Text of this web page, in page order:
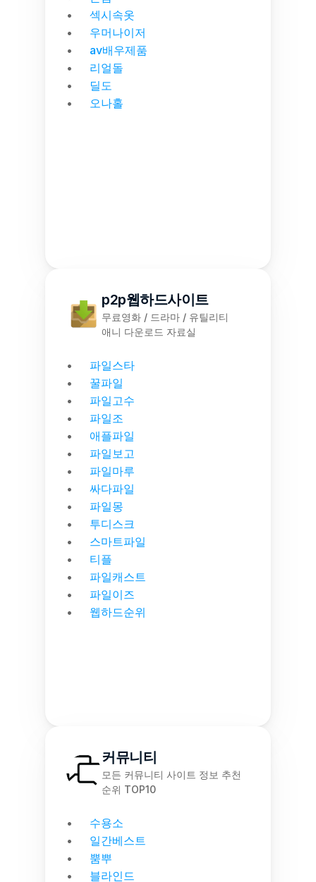
섹시속옷
우머나이저
av배우제품
리얼돌
딜도
오나홀
p2p웹하드사이트
무료영화 / 드라마 / 유틸리티
애니 다운로드 자료실
파일스타
꿀파일
파일고수
파일조
애플파일
파일보고
파일마루
싸다파일
파일몽
투디스크
스마트파일
티플
파일캐스트
파일이즈
웹하드순위
커뮤니티
모든 커뮤니티 사이트 정보 추천
순위 TOP10
수용소
일간베스트
뿜뿌
블라인드